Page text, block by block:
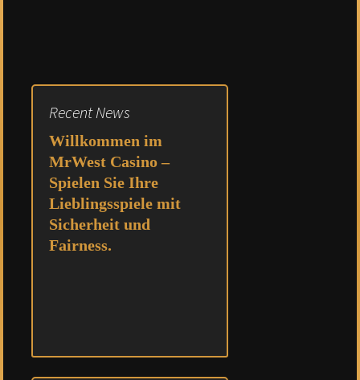
Recent News
Willkommen im
MrWest Casino –
Spielen Sie Ihre
Lieblingsspiele mit
Sicherheit und
Fairness.